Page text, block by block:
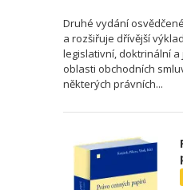
Druhé vydání
a rozšiřuje dřívější
legislativní, doktrinální
oblasti obchodních
některých právních...